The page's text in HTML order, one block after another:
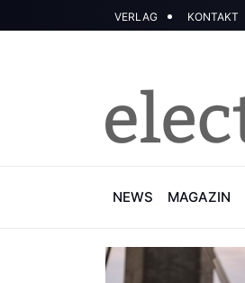
VERLAG KONTAKT
NEWS MAGAZIN